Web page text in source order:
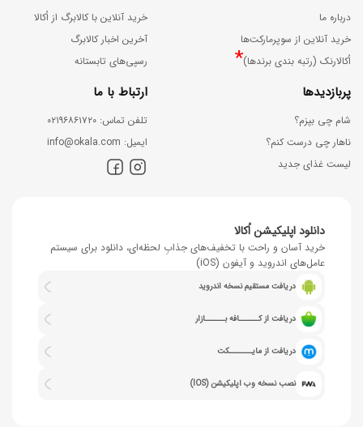
درباره ما
خرید آنلاین از سوپرمارکت‌ها
اُکالارنک (رتبه بندی برندها)*
خرید آنلاین با کالابرگ از اُکالا
آخرین اخبار کالابرگ
رسپی‌های تابستانه
پربازدیدها
شام چی بپزم؟
ناهار چی درست کنم؟
لیست غذای جدید
ارتباط با ما
ﺗﻠﻔﻦ ﺗﻤﺎس: ۰۲۱۹۶۸۶۱۷۲۰
اﯾﻤﯿﻞ: info@okala.com
دانلود اپلیکیشن اُکالا
خرید آسان و راحت با تخفیف‌های جذابِ لحظه‌ای، دانلود برای سیستم
عامل‌های اندروید و آیفون (iOS)
دریافت مستقیم نسخه اندروید
دریافت از کــــــافه بــــــازار
دریافت از مایـــــــکت
نصب نسخه وب اپلیکیشن (IOS)